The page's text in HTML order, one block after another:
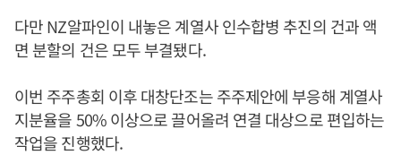
다만 NZ알파인이 내놓은 계열사 인수합병 추진의 건과 액
면 분할의 건은 모두 부결됐다.
이번 주주총회 이후 대창단조는 주주제안에 부응해 계열사
지분율을 50% 이상으로 끌어올려 연결 대상으로 편입하는
작업을 진행했다.